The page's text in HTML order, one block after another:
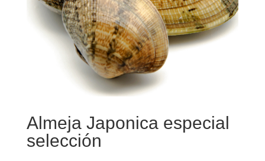
Almeja Japonica especial
selección